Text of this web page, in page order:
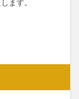
ます。